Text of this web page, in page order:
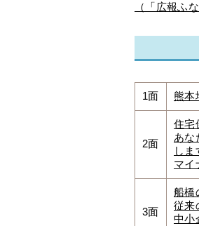
（「広報ふ
1面 熊本
2面
住宅
あな
しま
マイ
3面
船橋
従来
中小